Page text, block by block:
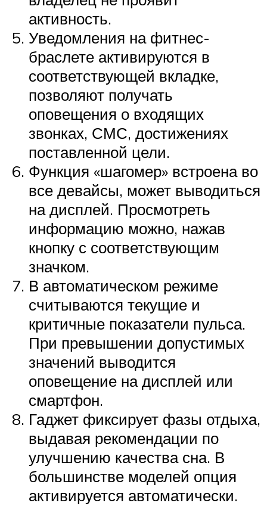
активность.
Уведомления на фитнес-
браслете активируются в
соответствующей вкладке,
позволяют получать
оповещения о входящих
звонках, СМС, достижениях
поставленной цели.
Функция «шагомер» встроена во
все девайсы, может выводиться
на дисплей. Просмотреть
информацию можно, нажав
кнопку с соответствующим
значком.
В автоматическом режиме
считываются текущие и
критичные показатели пульса.
При превышении допустимых
значений выводится
оповещение на дисплей или
смартфон.
Гаджет фиксирует фазы отдыха,
выдавая рекомендации по
улучшению качества сна. В
большинстве моделей опция
активируется автоматически.